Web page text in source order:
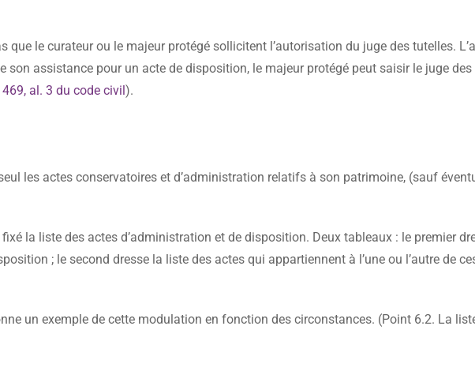
que le curateur ou le majeur protégé sollicitent l’autorisation du juge des tutelles.
son assistance pour un acte de disposition, le majeur protégé peut saisir le juge
al. 3 du code civil).
les actes conservatoires et d’administration relatifs à son patrimoine, (sauf
fixé la liste des actes d’administration et de disposition. Deux tableaux : le premier
; le second dresse la liste des actes qui appartiennent à l’une ou l’autre de
un exemple de cette modulation en fonction des circonstances. (Point 6.2. La